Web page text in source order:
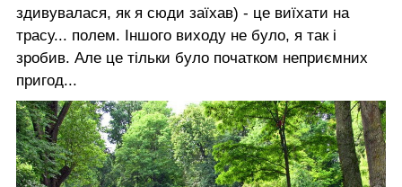
здивувалася, як я сюди заїхав) - це виїхати на
трасу... полем. Іншого виходу не було, я так і
зробив. Але це тільки було початком неприємних
пригод...